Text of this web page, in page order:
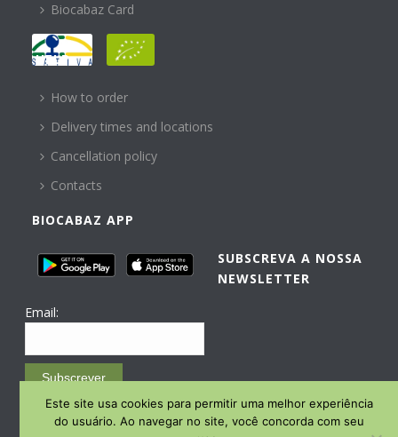
Biocabaz Card
HELP
How to order
Delivery times and locations
Cancellation policy
Contacts
BIOCABAZ APP
SUBSCREVA A NOSSA
NEWSLETTER
Email:
Subscrever
Email Marketing by E-goi
Este site usa cookies para permitir uma melhor experiência
do usuário. Ao navegar no site, você concorda com seu